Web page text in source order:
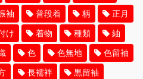
袖 普段着 柄 正月
け 着物 種類 紬
色 色無地 色留袖
長襦袢 黒留袖